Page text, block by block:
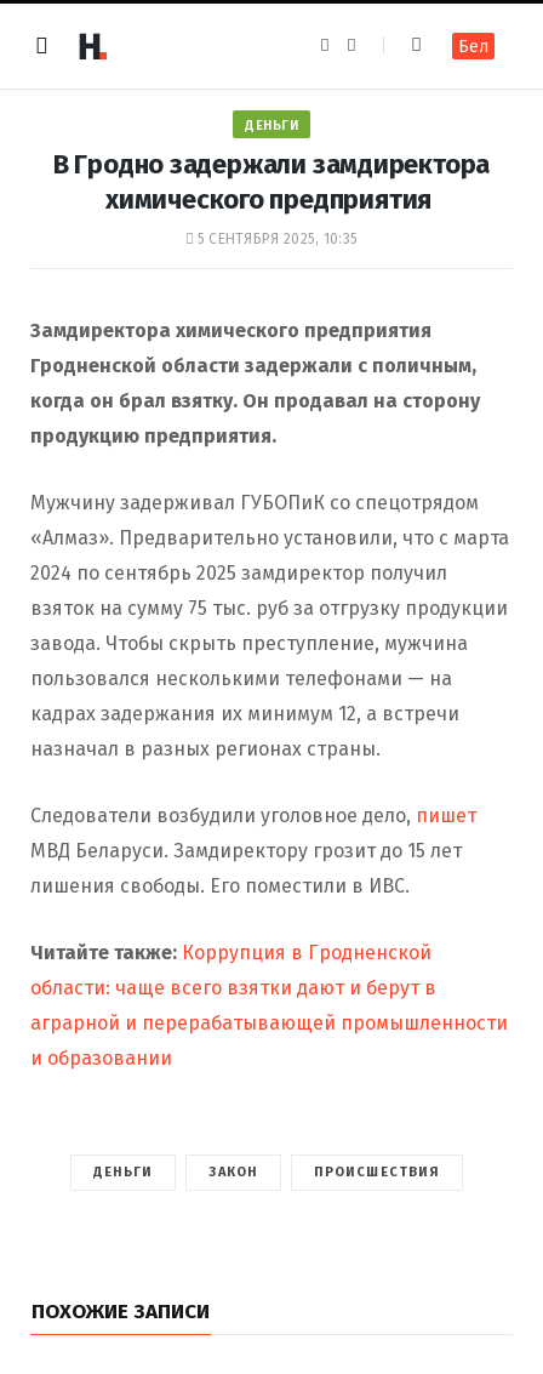
e
k
t
a
m
Бел
ДЕНЬГИ
В Гродно задержали замдиректора
химического предприятия
5 СЕНТЯБРЯ 2025, 10:35
Замдиректора химического предприятия
Гродненской области задержали с поличным,
когда он брал взятку. Он продавал на сторону
продукцию предприятия.
Мужчину задерживал ГУБОПиК со спецотрядом
«Алмаз». Предварительно установили, что с марта
2024 по сентябрь 2025 замдиректор получил
взяток на сумму 75 тыс. руб за отгрузку продукции
завода. Чтобы скрыть преступление, мужчина
пользовался несколькими телефонами — на
кадрах задержания их минимум 12, а встречи
назначал в разных регионах страны.
Следователи возбудили уголовное дело, пишет
МВД Беларуси. Замдиректору грозит до 15 лет
лишения свободы. Его поместили в ИВС.
Читайте также: Коррупция в Гродненской
области: чаще всего взятки дают и берут в
аграрной и перерабатывающей промышленности
и образовании
ДЕНЬГИ ЗАКОН ПРОИСШЕСТВИЯ
ПОХОЖИЕ ЗАПИСИ